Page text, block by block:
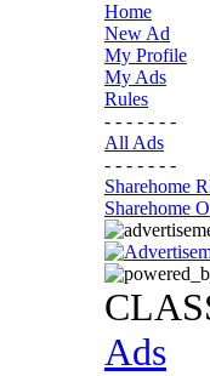
Home
New Ad
My Profile
My Ads
Rules
- - - - - - -
All Ads
- - - - - - -
Sharehome
Sharehome
Ads